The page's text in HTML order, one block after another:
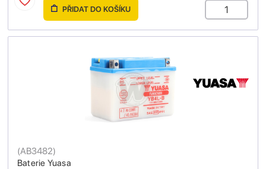
PŘIDAT DO KOŠÍKU
Baterie Yuasa
(AB3482)